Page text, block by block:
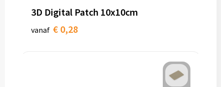
3D Digital Patch 10x10cm
vanaf € 0,28